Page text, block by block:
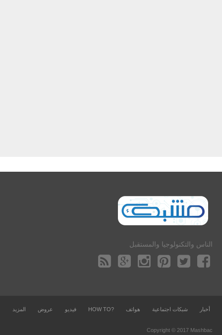
الناس والتكنولوجيا والمستقبل
أخبار شبكات اجتماعية هواتف ?HOW TO فيديو عروض المزيد
Copyright © 2017 Mashbac